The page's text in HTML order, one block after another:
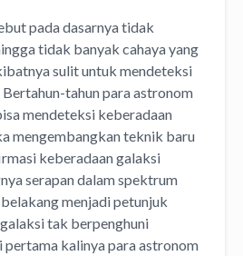
pada dasarnya tidak
tidak banyak cahaya yang
sulit untuk mendeteksi
tahun para astronom
mendeteksi keberadaan
mengembangkan teknik baru
keberadaan galaksi
serapan dalam spektrum
menjadi petunjuk
tak berpenghuni
kalinya para astronom